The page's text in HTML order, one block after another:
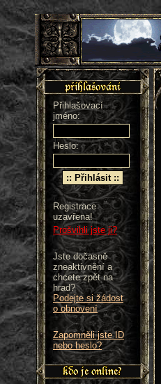
Přihlašovací
jméno:
Heslo:
Registrace
uzavřena!
Prošvihli jste ji?
Jste dočasně
zneaktivnění a
chcete zpět na
hrad?
Podejte si žádost
o obnovení
Zapomněli jste ID
nebo heslo?